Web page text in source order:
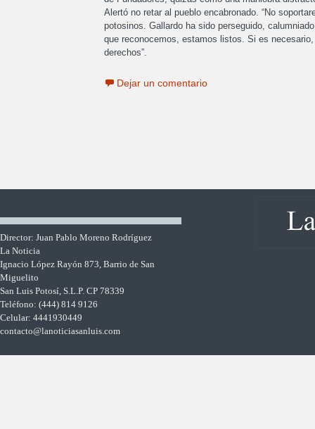
Alertó no retar al pueblo encabronado. “No
potosinos. Gallardo ha sido perseguido,
que reconocemos, estamos listos. Si es
derechos”.
Dejar un comentario
Director: Juan Pablo Moreno Rodríguez
La Noticia
Ignacio López Rayón 873, Barrio de San
Miguelito
San Luis Potosí, S.L.P. CP 78339
Teléfono: (444) 814 9126
Celular: 4441930449
contacto@lanoticiasanluis.com